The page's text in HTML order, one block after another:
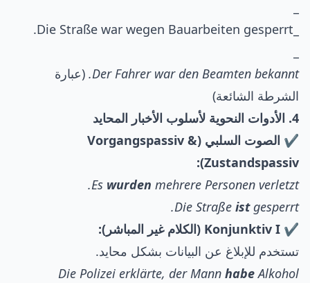
Der Fahrer war den Beamten bekannt. (عبارة
الشرطة الشائعة)
4. الأدوات النحوية لأسلوب الأخبار المحايد
✔️ الصوت السلبي (Vorgangspassiv &
Zustandspassiv):
Es wurden mehrere Personen verletzt.
Die Straße ist gesperrt.
✔️ Konjunktiv I (الكلام غير المباشر):
تستخدم للإبلاغ عن البيانات بشكل محايد.
Die Polizei erklärte, der Mann habe Alkohol